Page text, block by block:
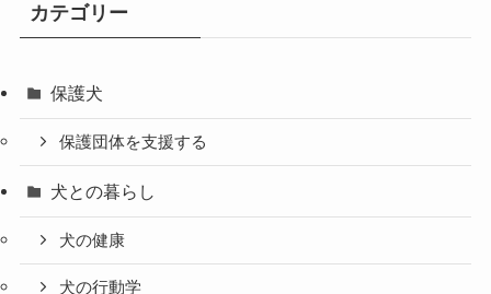
カテゴリー
保護犬
保護団体を支援する
犬との暮らし
犬の健康
犬の行動学